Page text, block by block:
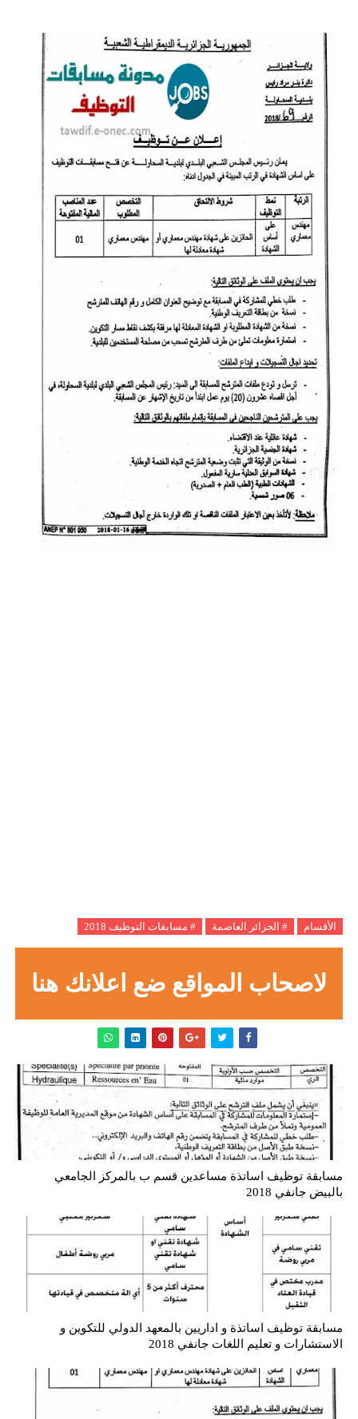
الأقسام # الجزائر العاصمة # مسابقات التوظيف 2018
لاصحاب المواقع ضع اعلانك هنا
مسابقة توظيف اساتذة مساعدين قسم ب بالمركز الجامعي
بالبيض جانفي 2018
مسابقة توظيف اساتذة و اداريين بالمعهد الدولي للتكوين و
الاستشارات و تعليم اللغات جانفي 2018